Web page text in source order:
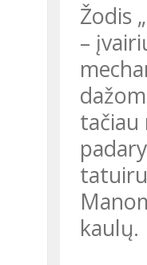
Žodis
–
kaulų.